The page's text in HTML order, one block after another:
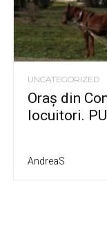
UNCATEGORIZED
Oraș din
locuitori.
AndreaS